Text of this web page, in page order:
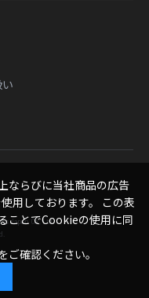
Japan Co., Ltd.
ならびに当社商品の広告
用しております。 この表
ことでCookieの使用に同
ご確認ください。